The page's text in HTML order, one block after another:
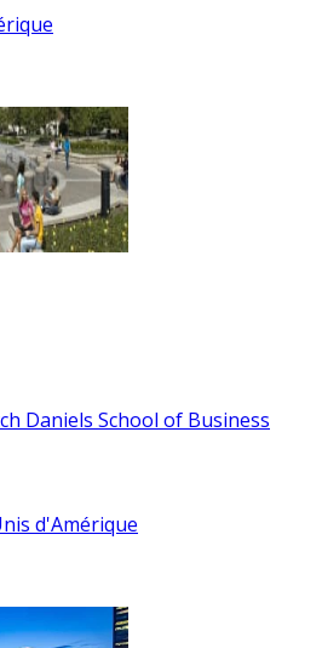
Daniels School of Business
d'Amérique